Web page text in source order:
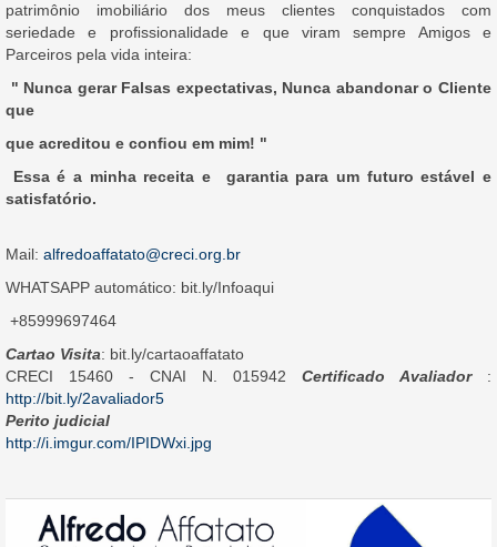
patrimônio imobiliário dos meus clientes conquistados com
seriedade e proﬁssionalidade e que viram sempre Amigos e
Parceiros pela vida inteira:
" Nunca gerar Falsas expectativas, Nunca abandonar o Cliente
que
que acreditou e conﬁou em mim! "
Essa é a minha receita e garantia para um futuro estável e
satisfatório.
Mail: alfredoaffatato@creci.org.br
WHATSAPP automático: bit.ly/Infoaqui
+85999697464
Cartao Visita: bit.ly/cartaoaffatato
CRECI 15460 - CNAI N. 015942 Certificado Avaliador :
http://bit.ly/2avaliador5
Perito judicial
http://i.imgur.com/IPIDWxi.jpg